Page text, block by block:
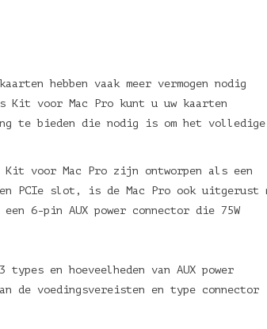
hebben vaak meer vermogen nodig
Kit voor Mac Pro kunt u uw kaarten
te bieden die nodig is om het volledige
Kit voor Mac Pro zijn ontworpen als een
PCIe slot, is de Mac Pro ook uitgerust
6-pin AUX power connector die 75W
en hoeveelheden van AUX power
de voedingsvereisten en type connector